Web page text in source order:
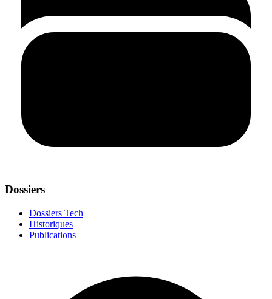
Dossiers
Dossiers Tech
Historiques
Publications